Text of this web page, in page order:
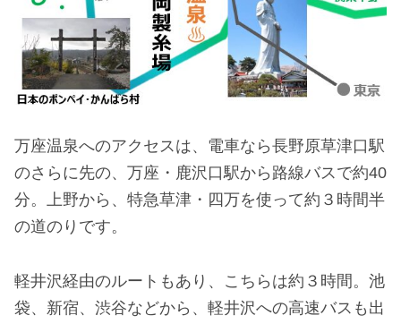
万座温泉へのアクセスは、電車なら長野原草津口駅
のさらに先の、万座・鹿沢口駅から路線バスで約40
分。上野から、特急草津・四万を使って約３時間半
の道のりです。
軽井沢経由のルートもあり、こちらは約３時間。池
袋、新宿、渋谷などから、軽井沢への高速バスも出